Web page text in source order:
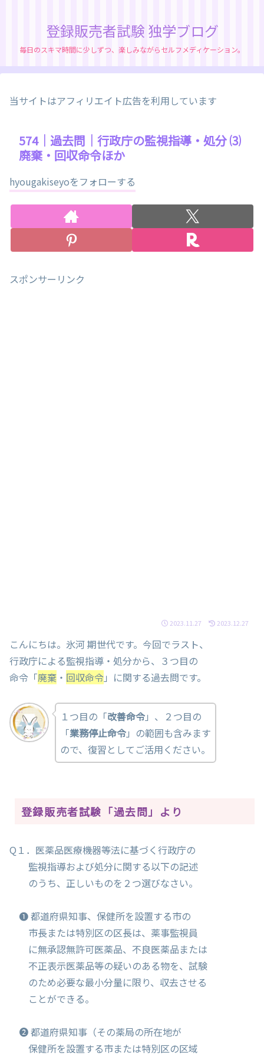
登録販売者試験 独学ブログ
毎日のスキマ時間に少しずつ、楽しみながらセルフメディケーション。
当サイトはアフィリエイト広告を利用しています
574｜過去問｜行政庁の監視指導・処分 ⑶
廃棄・回収命令ほか
hyougakiseyoをフォローする
スポンサーリンク
2023.11.27 2023.12.27
こんにちは。氷河 期世代です。今回でラスト、
行政庁による監視指導・処分から、３つ目の
命令「廃棄 ・ 回収命令」に関する過去問です。
１つ目の「改善命令」、２つ目の
「業務停止命令」の範囲も含みます
ので、復習としてご活用ください。
登録販売者試験「過去問」より
Q１．医薬品医療機器等法に基づく行政庁の
監視指導および処分に関する以下の記述
のうち、正しいものを２つ選びなさい。
❶ 都道府県知事、保健所を設置する市の
市長または特別区の区長は、薬事監視員
に無承認無許可医薬品、不良医薬品または
不正表示医薬品等の疑いのある物を、試験
のため必要な最小分量に限り、収去させる
ことができる。
❷ 都道府県知事（その薬局の所在地が
保健所を設置する市または特別区の区域